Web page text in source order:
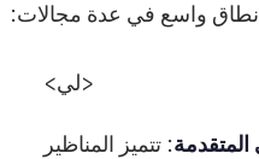
نطاق واسع في عدة مجالات:
<لي>
المتقدمة: تتميز المناظير